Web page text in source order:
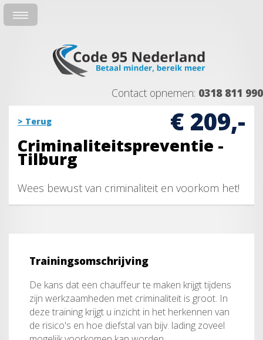
Contact opnemen: 0318 811 990
€ 209,-
> Terug
Criminaliteitspreventie -
Tilburg
Wees bewust van criminaliteit en voorkom het!
Trainingsomschrijving
De kans dat een chauffeur te maken krijgt tijdens
zijn werkzaamheden met criminaliteit is groot. In
deze training krijgt u inzicht in het herkennen van
de risico's en hoe diefstal van bijv. lading zoveel